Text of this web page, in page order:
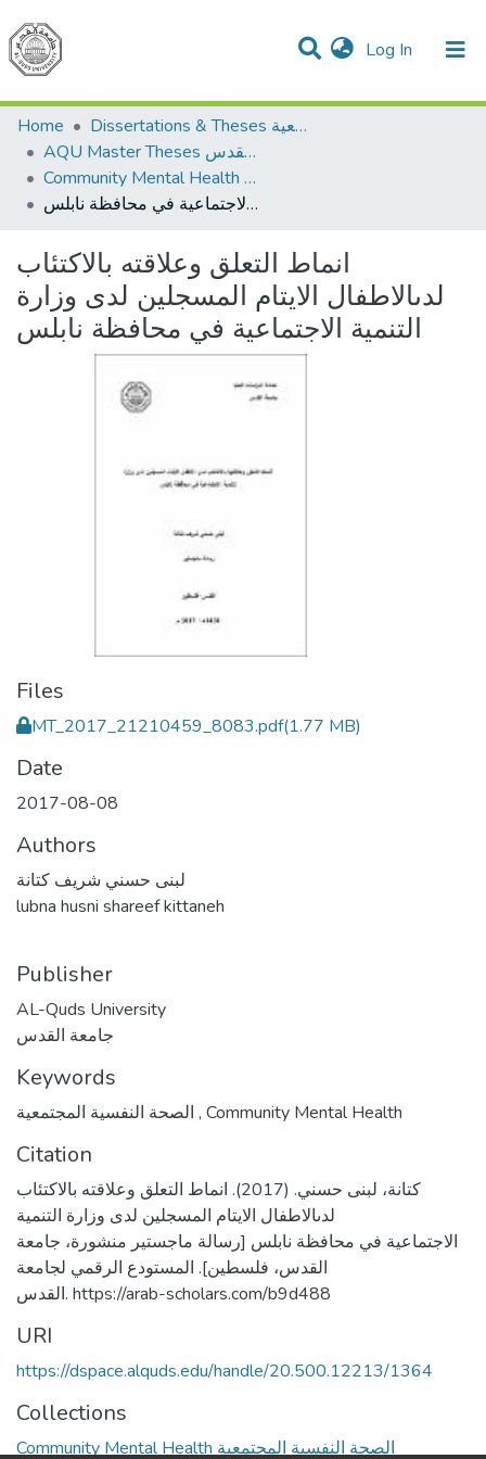
Log In (current)
Communities & Collections
All of DSpace
Home
Dissertations & Theses الرسائل الجامعية
AQU Master Theses الرسائل الجامعية الخاصة بجامعة القدس
Community Mental Health الصحة النفسية المجتمعية
انماط التعلق وعلاقته بالاكتئاب لدىالاطفال الايتام المسجلين لدى وزارة التنمية الاجتماعية في محافظة نابلس
انماط التعلق وعلاقته بالاكتئاب
لدىالاطفال الايتام المسجلين لدى وزارة
التنمية الاجتماعية في محافظة نابلس
Files
MT_2017_21210459_8083.pdf(1.77 MB)
Date
2017-08-08
Authors
لبنى حسني شريف كتانة
lubna husni shareef kittaneh
Publisher
AL-Quds University
جامعة القدس
Keywords
, Community Mental Health
Citation
كتانة، لبنى حسني. (2017). انماط التعلق وعلاقته بالاكتئاب
لدىالاطفال الايتام المسجلين لدى وزارة التنمية
الاجتماعية في محافظة نابلس [رسالة ماجستير منشورة، جامعة
القدس، فلسطين]. المستودع الرقمي لجامعة
القدس. https://arab-scholars.com/b9d488
URI
https://dspace.alquds.edu/handle/20.500.12213/1364
Collections
Community Mental Health الصحة النفسية المجتمعية